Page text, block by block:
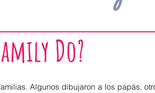
Do?
Algunos dibujaron a los papás,